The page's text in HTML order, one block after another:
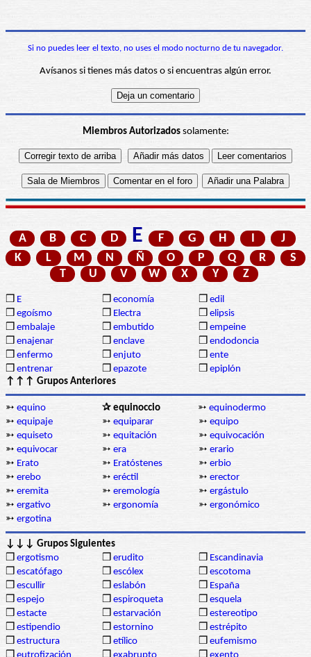
Si no puedes leer el texto, no uses el modo nocturno de tu navegador.
Avísanos si tienes más datos o si encuentras algún error.
Miembros Autorizadossolamente:
A B C D E F G H I
J
K
L M N Ñ O P Q R
S
T
U V W X Y Z
❒ E ❒ economía ❒ edil
❒ egoísmo ❒ Electra ❒ elipsis
❒ embalaje ❒ embutido ❒ empeine
❒ enajenar ❒ enclave ❒ endodoncia
❒ enfermo ❒ enjuto ❒ ente
❒ entrenar ❒ epazote ❒ epiplón
↑↑↑ Grupos Anteriores
➳ equino ✰ equinoccio ➳ equinodermo
➳ equipaje ➳ equiparar ➳ equipo
➳ equiseto ➳ equitación ➳ equivocación
➳ equivocar ➳ era ➳ erario
➳ Erato ➳ Eratóstenes ➳ erbio
➳ erebo ➳ eréctil ➳ erector
➳ eremita ➳ eremología ➳ ergástulo
➳ ergativo ➳ ergonomía ➳ ergonómico
➳ ergotina
↓↓↓ Grupos Siguientes
❒ ergotismo ❒ erudito ❒ Escandinavia
❒ escatófago ❒ escólex ❒ escotoma
❒ escullir ❒ eslabón ❒ España
❒ espejo ❒ espiroqueta ❒ esquela
❒ estacte ❒ estarvación ❒ estereotipo
❒ estipendio ❒ estornino ❒ estrépito
❒ estructura ❒ etílico ❒ eufemismo